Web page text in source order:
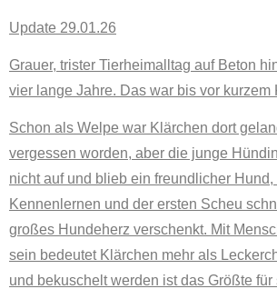
Update 29.01.26
Grauer, trister Tierheimalltag auf Beton
vier lange Jahre. Das war bis vor kurzem
Schon als Welpe war Klärchen dort
vergessen worden, aber die junge
nicht auf und blieb ein freundlicher
Kennenlernen und der ersten Scheu
großes Hundeherz verschenkt. Mit
sein bedeutet Klärchen mehr als
und bekuschelt werden ist das Größte für